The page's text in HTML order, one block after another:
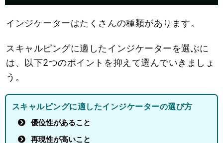
インジケーターはたくさんの種類があります。
スキャルピングに適したインジケーターを選ぶに
は、以下2つのポイントを抑えて選んでいきましょ
う。
スキャルピングに適したインジケーターの選び方
優位性があること
再現性が高いこと